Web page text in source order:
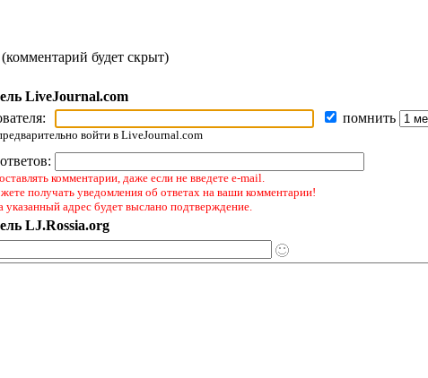
(комментарий будет скрыт)
LiveJournal.com
помнить
войти в LiveJournal.com
комментарии, даже если не введете e-mail.
получать уведомления об ответах на ваши комментарии!
адрес будет выслано подтверждение.
LJ.Rossia.org